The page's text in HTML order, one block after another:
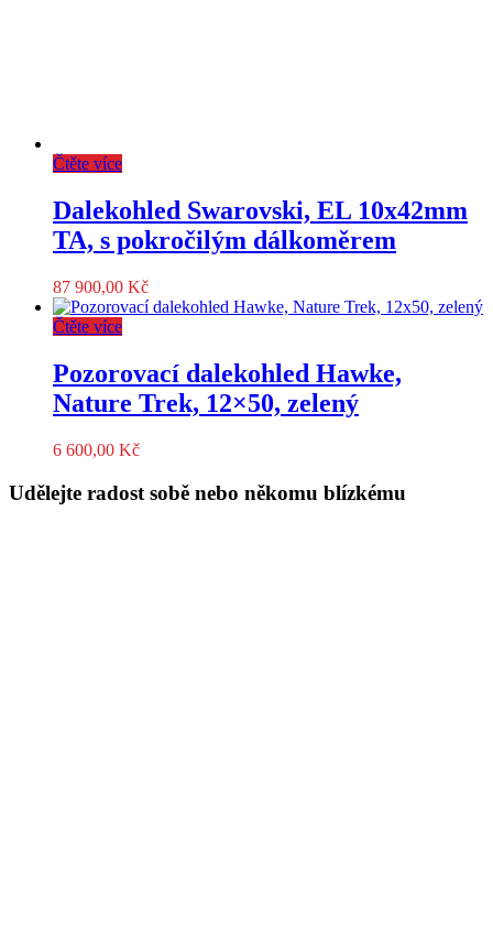
Čtěte více
Dalekohled Swarovski, EL 10x42mm
TA, s pokročilým dálkoměrem
87 900,00 Kč
Čtěte více
Pozorovací dalekohled Hawke,
Nature Trek, 12×50, zelený
6 600,00 Kč
Udělejte radost sobě nebo někomu blízkému